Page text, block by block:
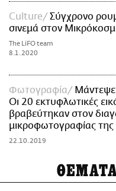
Culture
Σύγχρονο
σινεμά στον
The LiFO team
8.1.2020
Φωτογραφία
Μάντεψε
Οι 20 εκτυφλωτικές
βραβεύτηκαν στον
μικροφωτογραφίας
22.10.2019